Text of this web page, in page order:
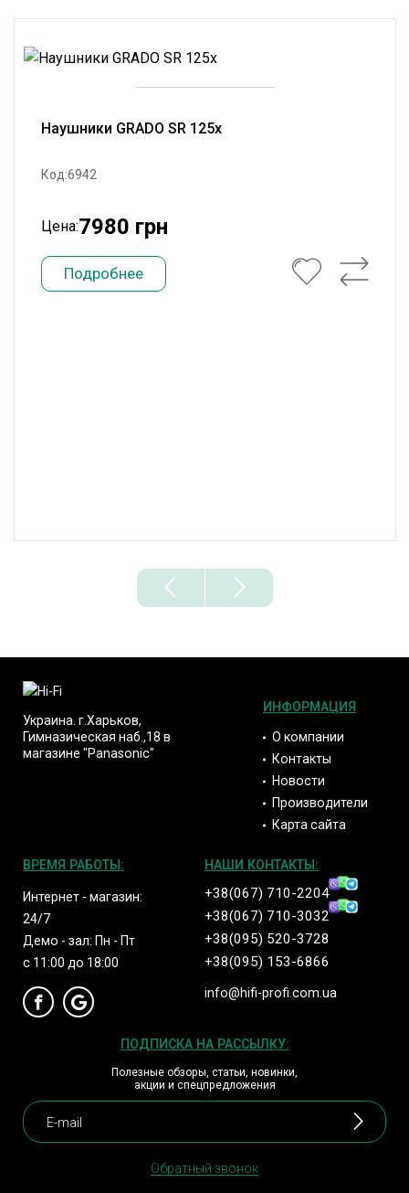
Наушники GRADO SR 125x
Код:6942
Цена:7980 грн
Подробнее
Украина. г.Харьков,
Гимназическая наб.,18 в
магазине "Panasonic"
ИНФОРМАЦИЯ
О компании
Контакты
Новости
Производители
Карта сайта
ВРЕМЯ РАБОТЫ:
Интернет - магазин:
24/7
Демо - зал: Пн - Пт
с 11:00 до 18:00
НАШИ КОНТАКТЫ:
+38(067) 710-2204
+38(067) 710-3032
+38(095) 520-3728
+38(095) 153-6866
info@hifi-profi.com.ua
ПОДПИСКА НА РАССЫЛКУ:
Полезные обзоры, статьи, новинки,
акции и спецпредложения
Обратный звонок